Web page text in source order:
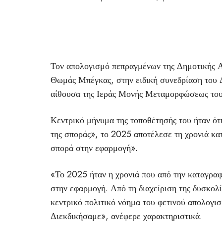
Τον απολογισμό πεπραγμένων της
Θωμάς Μπέγκας, στην ειδική συνεδρίαση
αίθουσα της Ιεράς Μονής Μεταμορφώσεως
Κεντρικό μήνυμα της τοποθέτησής του ήταν
της σποράς», το 2025 αποτέλεσε τη χρονιά
σπορά στην εφαρμογή».
«Το 2025 ήταν η χρονιά που από την
στην εφαρμογή. Από τη διαχείριση της
κεντρικό πολιτικό νόημα του φετινού
Διεκδικήσαμε», ανέφερε χαρακτηριστικά.